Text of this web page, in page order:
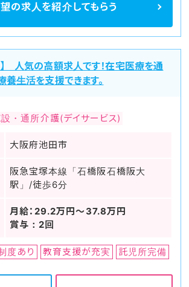
の求人を紹介してもらう
人気の高額求人です！在宅医療を通
養生活を支援できます。
・通所介護(デイサービス)
大阪府池田市
阪急宝塚本線「石橋阪石橋阪大
駅」/徒歩6分
月給：29.2万円～37.8万円
賞与：2回
度あり 教育支援が充実 託児所完備